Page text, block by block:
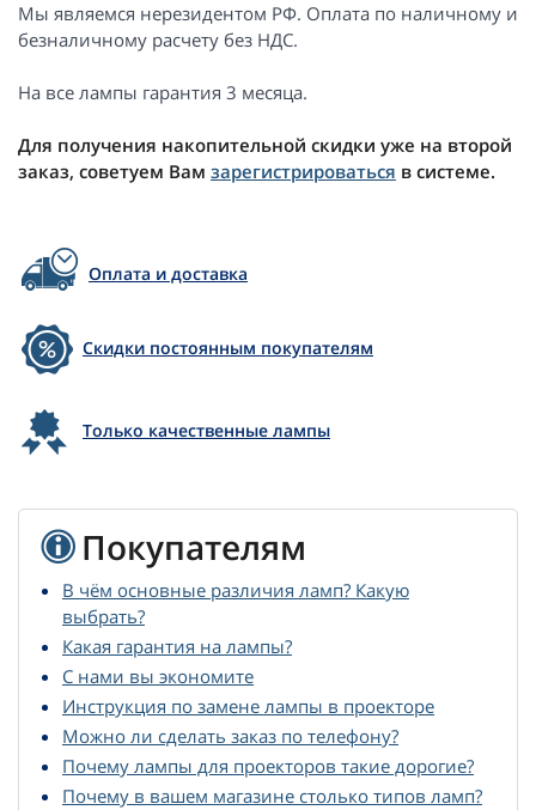
Мы являемся нерезидентом РФ. Оплата по наличному и
безналичному расчету без НДС.
На все лампы гарантия 3 месяца.
Для получения накопительной скидки уже на второй
заказ, советуем Вам зарегистрироваться в системе.
Оплата и доставка
Скидки постоянным покупателям
Только качественные лампы
Покупателям
В чём основные различия ламп? Какую
выбрать?
Какая гарантия на лампы?
С нами вы экономите
Инструкция по замене лампы в проекторе
Можно ли сделать заказ по телефону?
Почему лампы для проекторов такие дорогие?
Почему в вашем магазине столько типов ламп?